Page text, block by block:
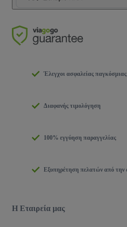
Έλεγχοι ασφαλείας
Διαφανής τιμολόγηση
100% εγγύηση παραγγελίας
Εξυπηρέτηση πελατών από την
Η Εταιρεία μας